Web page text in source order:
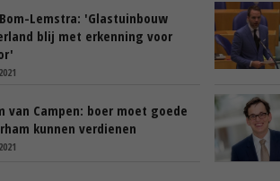
Lemstra: 'Glastuinbouw
blij met erkenning voor
van Campen: boer moet goede
kunnen verdienen